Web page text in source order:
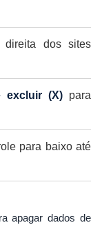
dos sites
excluir (X) para
para baixo até
apagar dados de